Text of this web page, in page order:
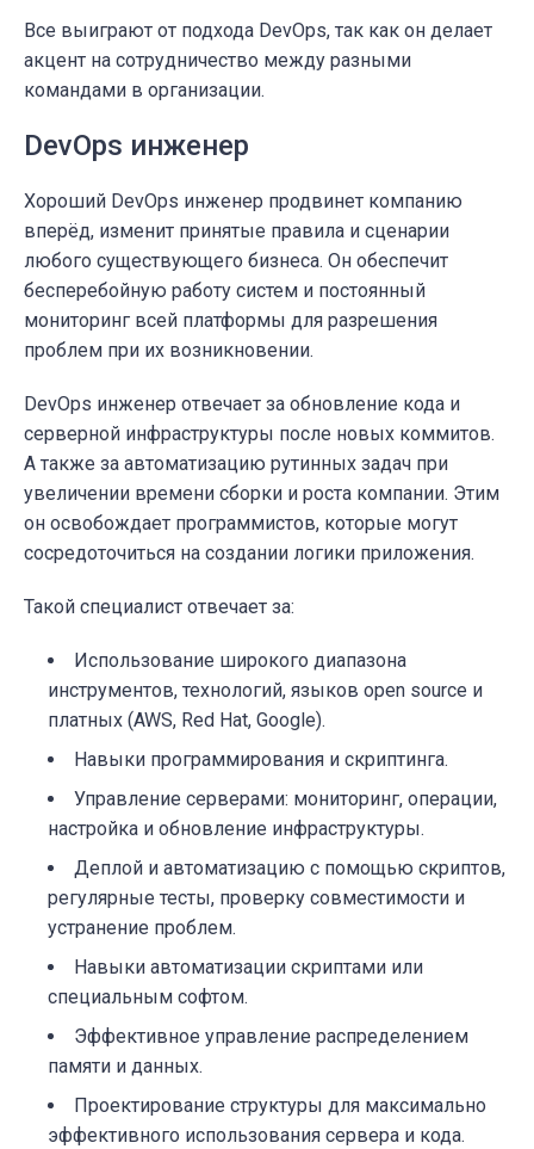
Все выиграют от подхода DevOps, так как он делает
акцент на сотрудничество между разными
командами в организации.
DevOps инженер
Хороший DevOps инженер продвинет компанию
вперёд, изменит принятые правила и сценарии
любого существующего бизнеса. Он обеспечит
бесперебойную работу систем и постоянный
мониторинг всей платформы для разрешения
проблем при их возникновении.
DevOps инженер отвечает за обновление кода и
серверной инфраструктуры после новых коммитов.
А также за автоматизацию рутинных задач при
увеличении времени сборки и роста компании. Этим
он освобождает программистов, которые могут
сосредоточиться на создании логики приложения.
Такой специалист отвечает за:
Использование широкого диапазона
инструментов, технологий, языков open source и
платных (AWS, Red Hat, Google).
Навыки программирования и скриптинга.
Управление серверами: мониторинг, операции,
настройка и обновление инфраструктуры.
Деплой и автоматизацию с помощью скриптов,
регулярные тесты, проверку совместимости и
устранение проблем.
Навыки автоматизации скриптами или
специальным софтом.
Эффективное управление распределением
памяти и данных.
Проектирование структуры для максимально
эффективного использования сервера и кода.